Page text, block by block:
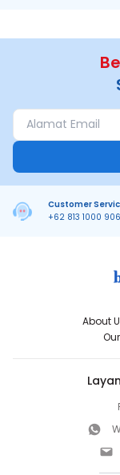
Customer
+62 813 1000
About